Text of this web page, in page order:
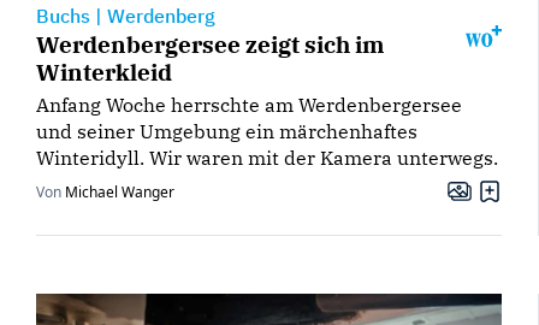
Buchs | Werdenberg
Werdenbergersee zeigt sich im
Winterkleid
Anfang Woche herrschte am Werdenbergersee
und seiner Umgebung ein märchenhaftes
Winteridyll. Wir waren mit der Kamera unterwegs.
Von Michael Wanger